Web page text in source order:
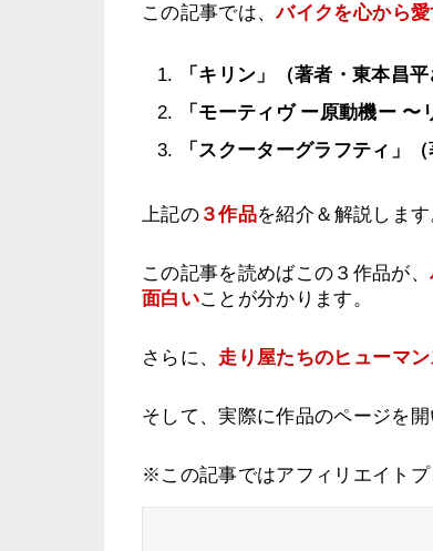
この記事では、バイクを心から
「キリン」（著者・東本昌平
「モーティヴ ー原動機ー 〜
「スクーターグラフティ」
上記の ３作品を紹介＆解説します
この記事を読めばこの３作品が、
面白いことが分かります。
さらに、 走り屋たちのヒューマ
そして、実際に作品のページを
※この記事ではアフィリエイトプ